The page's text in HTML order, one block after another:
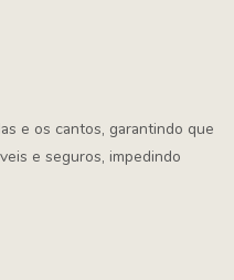
e os cantos, garantindo que
e seguros, impedindo